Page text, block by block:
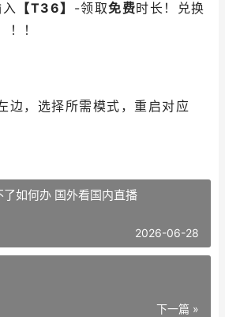
【T36】 -领取免费时长！兑换
！！
边，选择所需模式，重启对应
如何办 国外看国内直播
2026-06-28
下一篇 »